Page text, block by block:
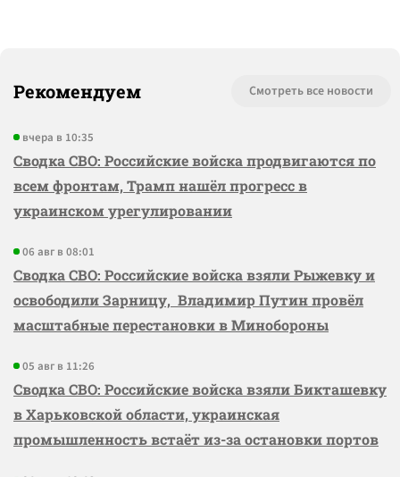
Рекомендуем Смотреть все новости
вчера в 10:35
Сводка СВО: Российские войска продвигаются по
всем фронтам, Трамп нашёл прогресс в
украинском урегулировании
06 авг в 08:01
Сводка СВО: Российские войска взяли Рыжевку и
освободили Зарницу, Владимир Путин провёл
масштабные перестановки в Минобороны
05 авг в 11:26
Сводка СВО: Российские войска взяли Бикташевку
в Харьковской области, украинская
промышленность встаёт из-за остановки портов